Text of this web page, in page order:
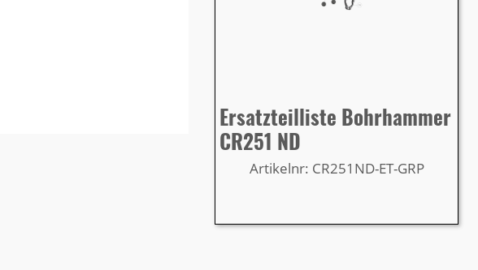
Ersatzteilliste Bohrhammer
CR251 ND
Artikelnr: CR251ND-ET-GRP